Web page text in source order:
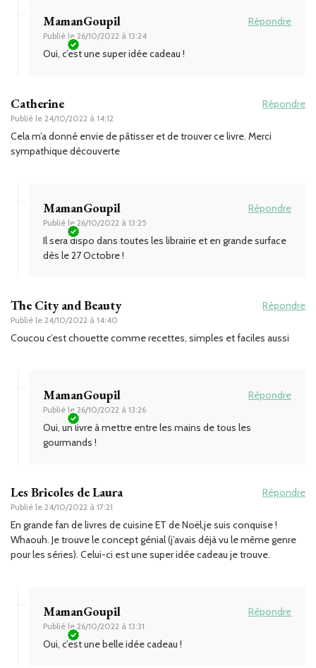
MamanGoupil
Publié le 26/10/2022 à 13:24
Répondre
Oui, c’est une super idée cadeau !
Catherine
Publié le 24/10/2022 à 14:12
Répondre
Cela m’a donné envie de pâtisser et de trouver ce livre. Merci
sympathique découverte
MamanGoupil
Publié le 26/10/2022 à 13:25
Répondre
Il sera dispo dans toutes les librairie et en grande surface
dès le 27 Octobre !
The City and Beauty
Publié le 24/10/2022 à 14:40
Répondre
Coucou c’est chouette comme recettes, simples et faciles aussi
MamanGoupil
Publié le 26/10/2022 à 13:26
Répondre
Oui, un livre à mettre entre les mains de tous les
gourmands !
Les Bricoles de Laura
Publié le 24/10/2022 à 17:21
Répondre
En grande fan de livres de cuisine ET de Noël,je suis conquise !
Whaouh. Je trouve le concept génial (j’avais déjà vu le même genre
pour les séries). Celui-ci est une super idée cadeau je trouve.
MamanGoupil
Publié le 26/10/2022 à 13:31
Répondre
Oui, c’est une belle idée cadeau !